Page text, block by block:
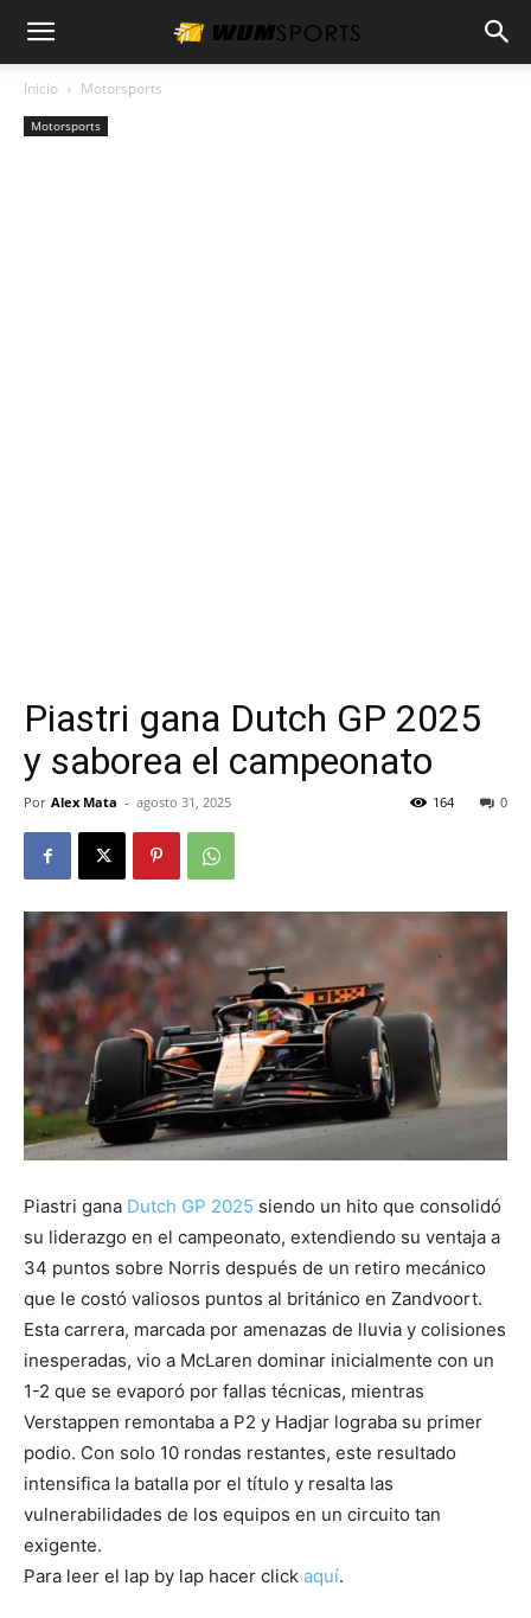
Inicio Motorsports
Motorsports
Piastri gana Dutch GP 2025
y saborea el campeonato
Por Alex Mata - agosto 31, 2025 0
164
Piastri gana Dutch GP 2025 siendo un hito que consolidó
su liderazgo en el campeonato, extendiendo su ventaja a
34 puntos sobre Norris después de un retiro mecánico
que le costó valiosos puntos al británico en Zandvoort.
Esta carrera, marcada por amenazas de lluvia y colisiones
inesperadas, vio a McLaren dominar inicialmente con un
1-2 que se evaporó por fallas técnicas, mientras
Verstappen remontaba a P2 y Hadjar lograba su primer
podio. Con solo 10 rondas restantes, este resultado
intensifica la batalla por el título y resalta las
vulnerabilidades de los equipos en un circuito tan
exigente.
Para leer el lap by lap hacer click aquí.